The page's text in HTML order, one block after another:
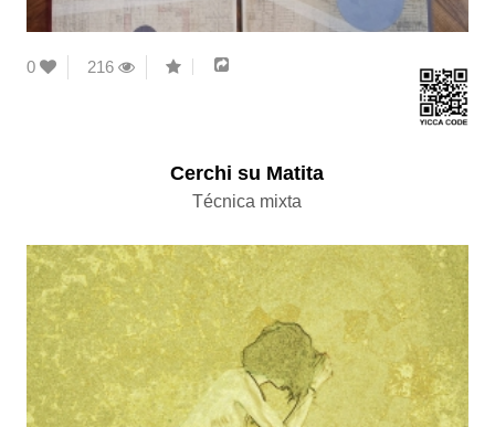
0 216
Cerchi su Matita
Técnica mixta